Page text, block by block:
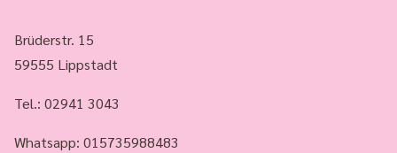
Brüderstr. 15
59555 Lippstadt
Tel.: 02941 3043
Whatsapp: 015735988483